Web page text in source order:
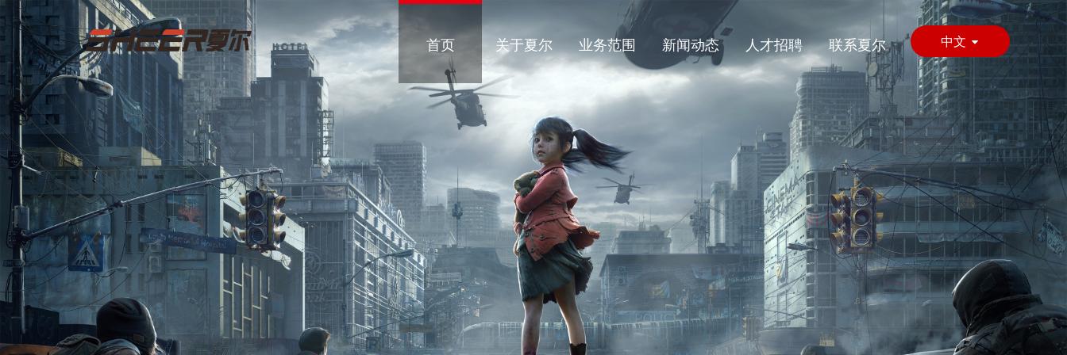
首页 关于夏尔 业务范围 新闻动态 人才招聘 联系夏尔 中文
English
日本語
한국어